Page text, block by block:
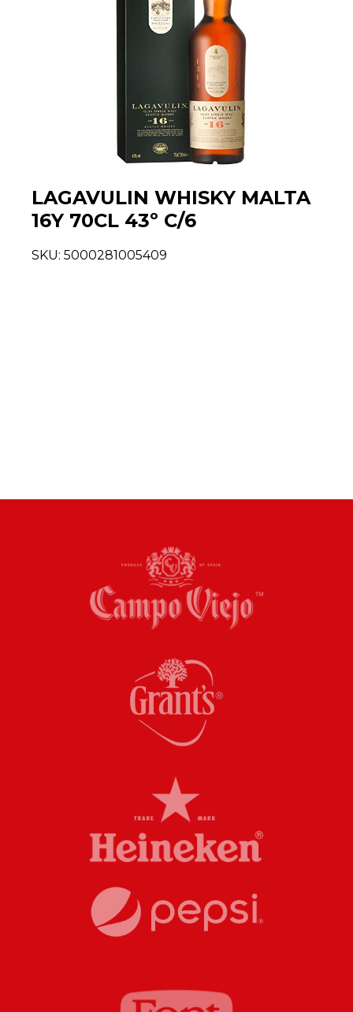
LAGAVULIN WHISKY MALTA
16Y 70CL 43º C/6
SKU: 5000281005409